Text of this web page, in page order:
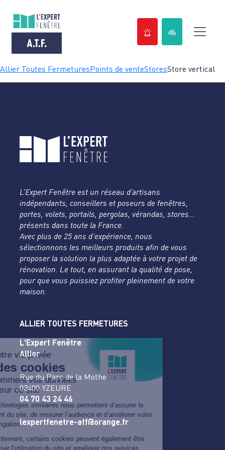
Passer
Allier Toutes FermeturesPoints de venteStoresStore vertical
L’Expert Fenêtre est un réseau d’artisans
indépendants, conseillers et poseurs de fenêtres,
portes, volets, portails, pergolas, vérandas, stores…
présents dans toute la France.
Avec plus de 25 ans d’expérience, nous
sélectionnons les meilleurs produits afin de vous
proposer la solution la plus adaptée à votre projet de
rénovation. Le tout, en assurant la qualité de pose,
pour que vous puissiez profiter pleinement de votre
maison.
ALLIER TOUTES FERMETURES
L'Expert Fenêtre
Allier
Rue du Parc de la Mothe
03400 YZEURE
04 70 43 24 46
lexpertfenetre-atf@orange.fr